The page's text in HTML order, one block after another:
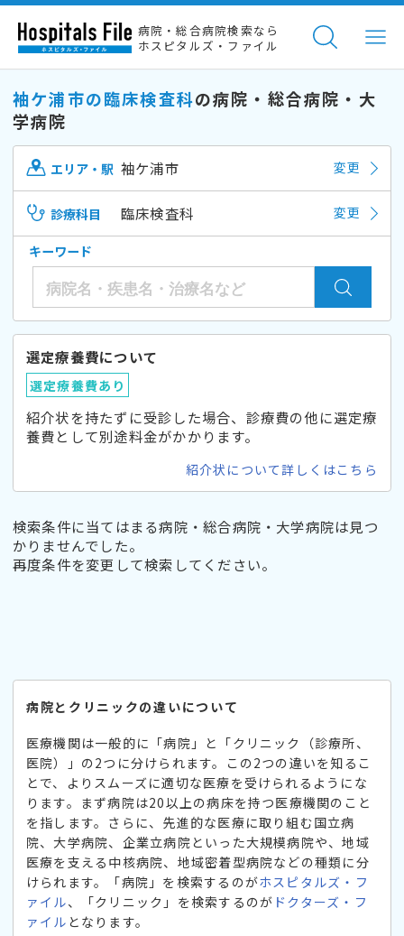
病院・総合病院検索なら
ホスピタルズ・ファイル
袖ケ浦市の臨床検査科の病院・総合病院・大
学病院
エリア・駅 袖ケ浦市 変更
診療科目 臨床検査科 変更
キーワード
選定療養費について
選定療養費あり
紹介状を持たずに受診した場合、診療費の他に選定療
養費として別途料金がかかります。
紹介状について詳しくはこちら
検索条件に当てはまる病院・総合病院・大学病院は見つ
かりませんでした。
再度条件を変更して検索してください。
病院とクリニックの違いについて
医療機関は一般的に「病院」と「クリニック（診療所、
医院）」の2つに分けられます。この2つの違いを知るこ
とで、よりスムーズに適切な医療を受けられるようにな
ります。まず病院は20以上の病床を持つ医療機関のこと
を指します。さらに、先進的な医療に取り組む国立病
院、大学病院、企業立病院といった大規模病院や、地域
医療を支える中核病院、地域密着型病院などの種類に分
けられます。「病院」を検索するのがホスピタルズ・フ
ァイル、「クリニック」を検索するのが ドクターズ・フ
ァイル となります。